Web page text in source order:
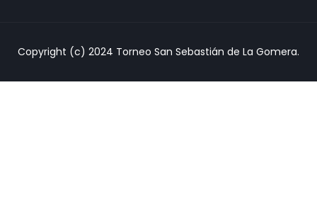
Copyright (c) 2024 Torneo San Sebastián de La Gomera.